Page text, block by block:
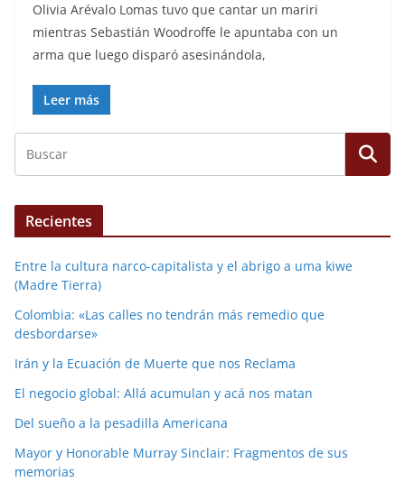
Olivia Arévalo Lomas tuvo que cantar un mariri
mientras Sebastián Woodroffe le apuntaba con un
arma que luego disparó asesinándola,
Leer más
Recientes
Entre la cultura narco-capitalista y el abrigo a uma kiwe
(Madre Tierra)
Colombia: «Las calles no tendrán más remedio que
desbordarse»
Irán y la Ecuación de Muerte que nos Reclama
El negocio global: Allá acumulan y acá nos matan
Del sueño a la pesadilla Americana
Mayor y Honorable Murray Sinclair: Fragmentos de sus
memorias